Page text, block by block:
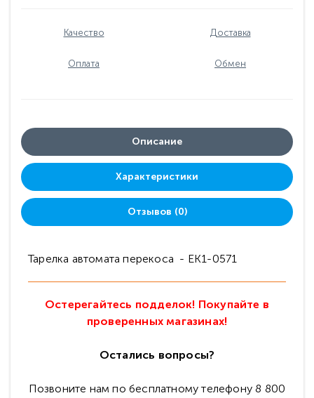
Качество Доставка
Оплата Обмен
Описание
Характеристики
Отзывов (0)
Тарелка автомата перекоса - EK1-0571
Остерегайтесь подделок! Покупайте в
проверенных магазинах!
Остались вопросы?
Позвоните нам по бесплатному телефону 8 800